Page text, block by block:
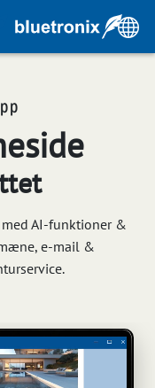
AI-funktioner &
e-mail &